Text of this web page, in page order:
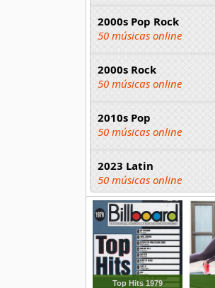
2000s Pop Rock
50 músicas online
2000s Rock
50 músicas online
2010s Pop
50 músicas online
2023 Latin
50 músicas online
2023 Pop
80 músicas online
2023 Rock
59 músicas online
Top Hits 1979